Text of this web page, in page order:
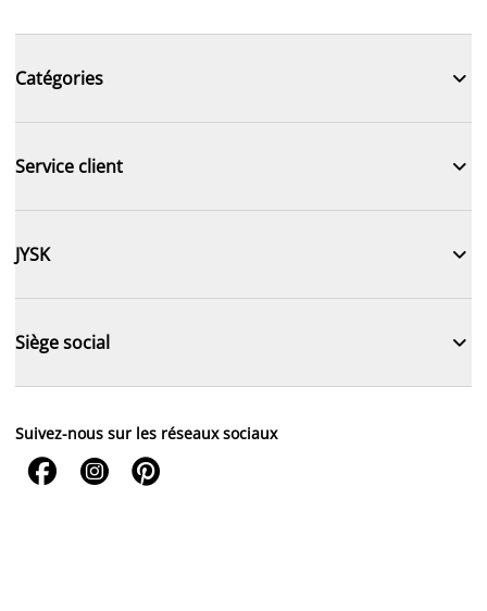
Catégories 
Service client 
JYSK 
Siège social 
Suivez-nous sur les réseaux sociaux
  